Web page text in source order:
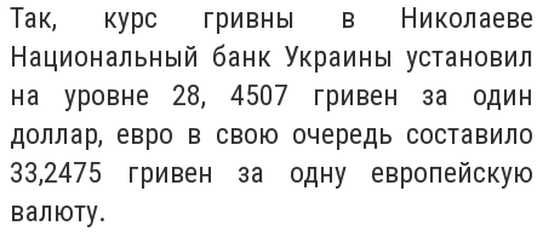
Так, курс гривны в Николаеве
Национальный банк Украины установил
на уровне 28, 4507 гривен за один
доллар, евро в свою очередь составило
33,2475 гривен за одну европейскую
валюту.